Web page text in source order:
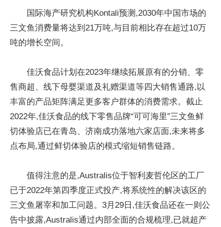
国际海产研究机构Kontali预测,2030年中国市场的
三文鱼消费量将达到21万吨,与目前相比存在超过10万
吨的增长空间。
佳沃食品计划在2023年继续拓展原有的分销、零
售商超、线下母婴渠道及礼赠渠道等四大销售通路,以
丰富的产品矩阵满足更多客户群体的消费需求。截止
2022年,佳沃食品的线下零售品牌“可可海里”三文鱼鲜
切体验店已在青岛、济南成功落地六家店面,未来将多
点布局,通过鲜切体验店的模式缩短销售链路。
值得注意的是,Australis位于智利麦哲伦区的工厂
已于2022年第四季度正式投产,将系统性的解决该区的
三文鱼屠宰和加工问题。3月29日,佳沃食品还在一则公
告中披露,Australis通过内部全面的合规梳理,已就超产